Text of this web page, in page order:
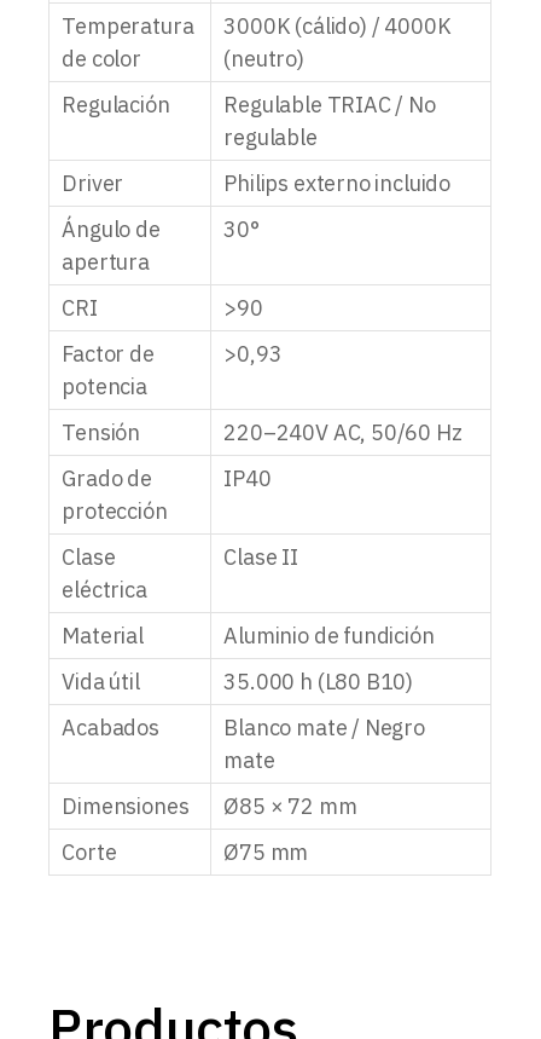
Temperatura
de color
3000K (cálido) / 4000K
(neutro)
Regulación
Regulable TRIAC / No
regulable
Driver
Philips externo incluido
Ángulo de
apertura
30°
CRI
>90
Factor de
potencia
>0,93
Tensión
220–240V AC, 50/60 Hz
Grado de
protección
IP40
Clase
eléctrica
Clase II
Material
Aluminio de fundición
Vida útil
35.000 h (L80 B10)
Acabados
Blanco mate / Negro
mate
Dimensiones
Ø85 × 72 mm
Corte
Ø75 mm